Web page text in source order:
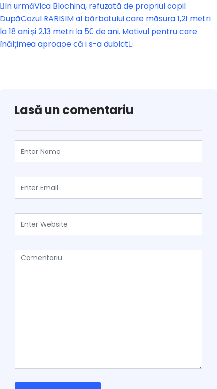
In urmăVica Blochina, refuzată de propriul copil
DupăCazul RARISIM al bărbatului care măsura 1,21 metri
la 18 ani și 2,13 metri la 50 de ani. Motivul pentru care
înălțimea aproape că i s-a dublat
Lasă un comentariu